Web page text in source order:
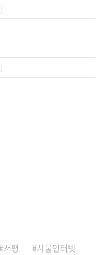
서평
사물인터넷